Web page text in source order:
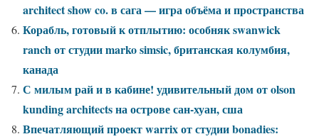
architect show co. в сага — игра объёма и пространства
Корабль, готовый к отплытию: особняк swanwick
ranch от студии marko simsic, британская колумбия,
канада
С милым рай и в кабине! удивительный дом от olson
kunding architects на острове сан-хуан, сша
Впечатляющий проект warrix от студии bonadies: